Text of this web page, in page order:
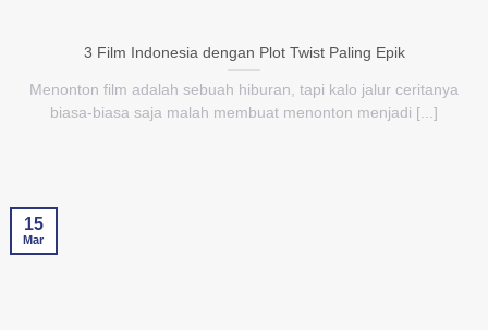
3 Film Indonesia dengan Plot Twist Paling Epik
Menonton film adalah sebuah hiburan, tapi kalo jalur ceritanya
biasa-biasa saja malah membuat menonton menjadi [...]
15
Mar